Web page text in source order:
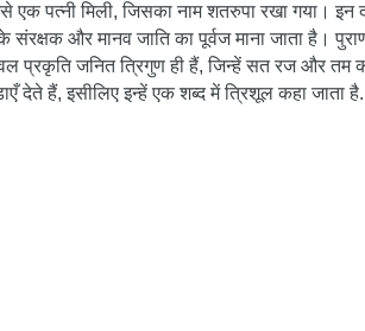
एक पत्नी मिली, जिसका नाम शतरुपा रखा गया। इन
संरक्षक और मानव जाति का पूर्वज माना जाता है।
प्रकृति जनित त्रिगुण ही हैं, जिन्हें सत रज और तम
देते हैं, इसीलिए इन्हें एक शब्द में त्रिशूल कहा जाता है.